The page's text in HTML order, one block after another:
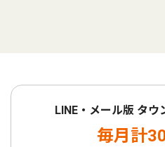
LINE・メール版 タウ
毎月計